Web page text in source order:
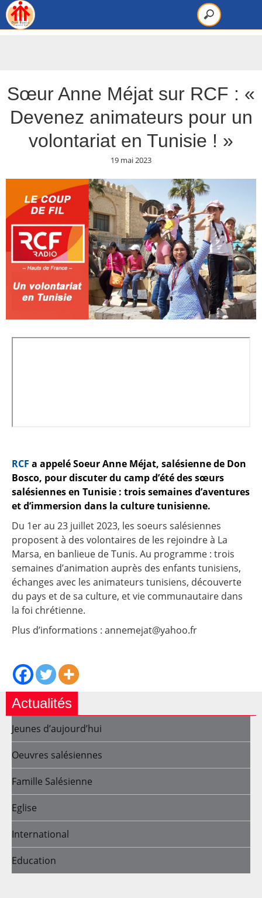
Sœur Anne Méjat sur RCF : «
Devenez animateurs pour un
volontariat en Tunisie ! »
19 mai 2023
RCF a appelé Soeur Anne Méjat, salésienne de Don
Bosco, pour discuter du camp d’été des sœurs
salésiennes en Tunisie : trois semaines d’aventures
et d’immersion dans la culture tunisienne.
Du 1er au 23 juillet 2023, les soeurs salésiennes
proposent à des volontaires de les rejoindre à La
Marsa, en banlieue de Tunis. Au programme : trois
semaines d’animation auprès des enfants tunisiens,
échanges avec les animateurs tunisiens, découverte
du pays et de sa culture, et vie communautaire dans
la foi chrétienne.
Plus d’informations : annemejat@yahoo.fr
Actualités
Jeunes d’aujourd’hui
Oeuvres salésiennes
Famille Salésienne
Eglise
International
Education